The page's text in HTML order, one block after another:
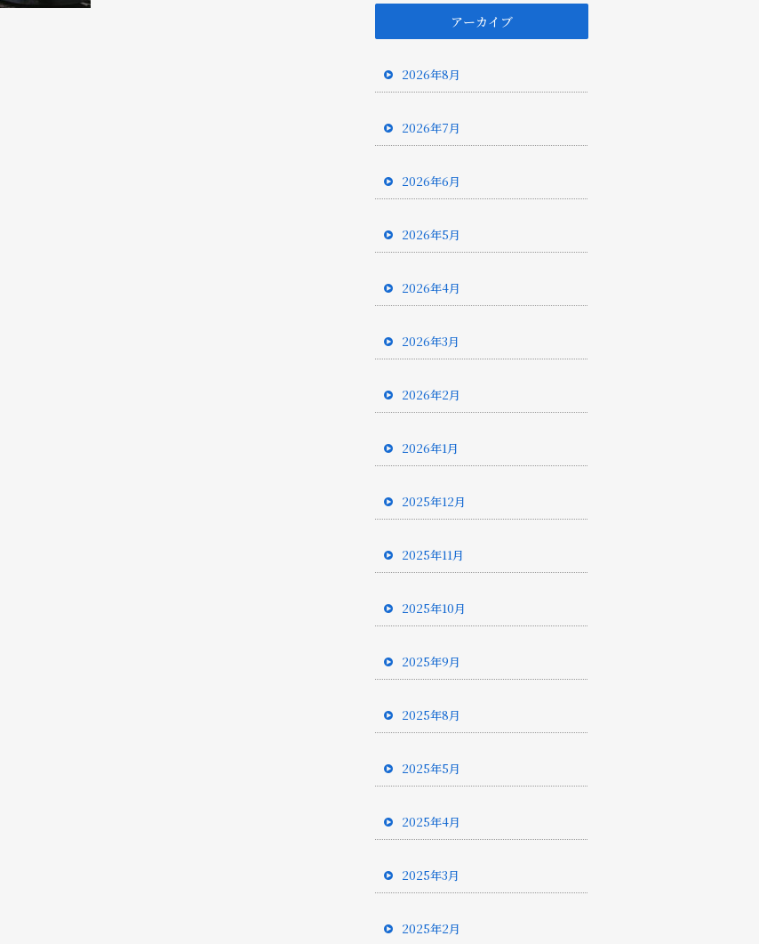
アーカイブ
2026年8月
2026年7月
2026年6月
2026年5月
2026年4月
2026年3月
2026年2月
2026年1月
2025年12月
2025年11月
2025年10月
2025年9月
2025年8月
2025年5月
2025年4月
2025年3月
2025年2月